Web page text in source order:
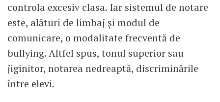
controla excesiv clasa. Iar sistemul de notare
este, alături de limbaj și modul de
comunicare, o modalitate frecventă de
bullying. Altfel spus, tonul superior sau
jiginitor, notarea nedreaptă, discriminările
între elevi.